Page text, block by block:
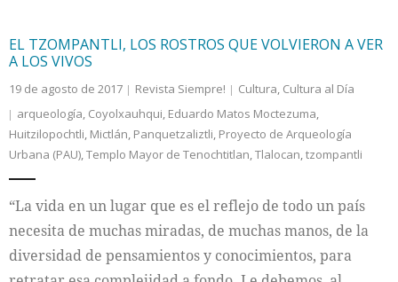
Colaboradores
Internacional
Cultura
EL TZOMPANTLI, LOS ROSTROS QUE VOLVIERON A VER
A LOS VIVOS
19 de agosto de 2017 Revista Siempre! Cultura, Cultura al Día
arqueología, Coyolxauhqui, Eduardo Matos Moctezuma,
Huitzilopochtli, Mictlán, Panquetzaliztli, Proyecto de Arqueología
Urbana (PAU),Templo Mayor de Tenochtitlan,Tlalocan,tzompantli
“La vida en un lugar que es el reflejo de todo un país
necesita de muchas miradas, de muchas manos, de la
diversidad de pensamientos y conocimientos, para